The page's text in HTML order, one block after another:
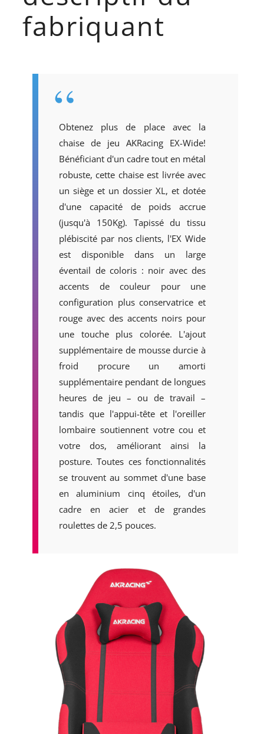
fabriquant
Obtenez plus de place avec la
chaise de jeu AKRacing EX-Wide!
Bénéficiant d'un cadre tout en métal
robuste, cette chaise est livrée avec
un siège et un dossier XL, et dotée
d'une capacité de poids accrue
(jusqu'à 150Kg). Tapissé du tissu
plébiscité par nos clients, l'EX Wide
est disponible dans un large
éventail de coloris : noir avec des
accents de couleur pour une
configuration plus conservatrice et
rouge avec des accents noirs pour
une touche plus colorée. L'ajout
supplémentaire de mousse durcie à
froid procure un amorti
supplémentaire pendant de longues
heures de jeu – ou de travail –
tandis que l'appui-tête et l'oreiller
lombaire soutiennent votre cou et
votre dos, améliorant ainsi la
posture. Toutes ces fonctionnalités
se trouvent au sommet d'une base
en aluminium cinq étoiles, d'un
cadre en acier et de grandes
roulettes de 2,5 pouces.